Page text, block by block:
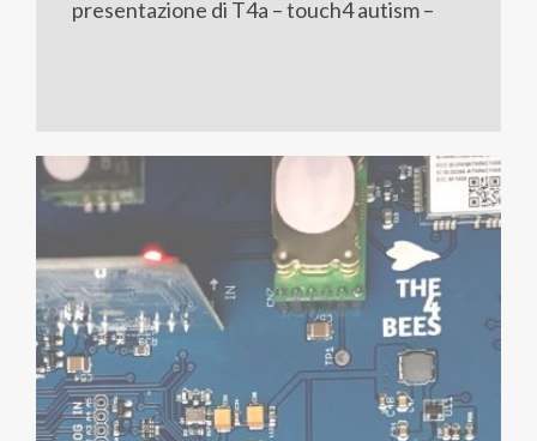
presentazione di T4a – touch4 autism –